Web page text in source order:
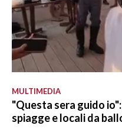
MULTIMEDIA
"Questa sera guido
spiagge e locali da